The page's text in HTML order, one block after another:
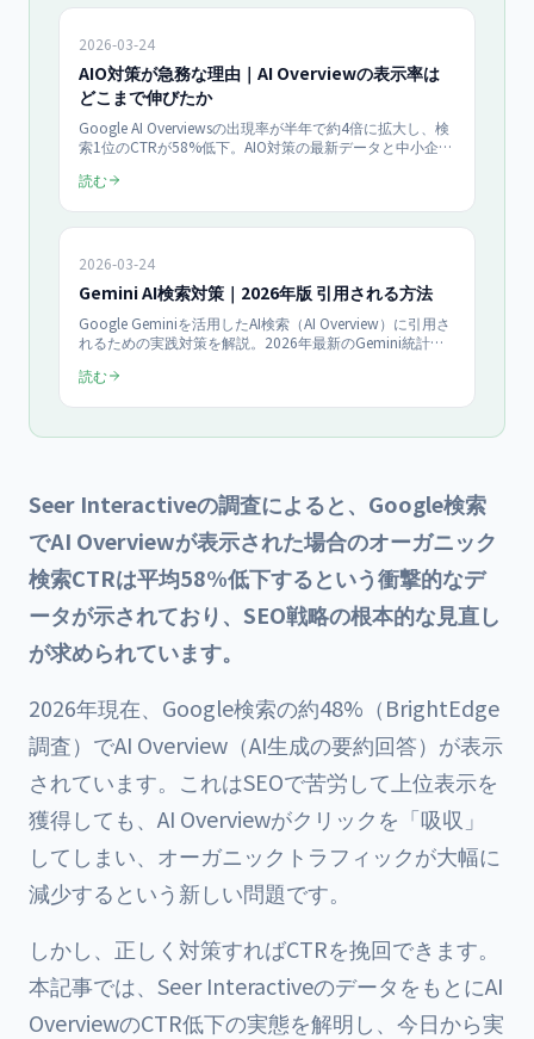
2026-03-24
AIO対策が急務な理由｜AI Overviewの表示率は
どこまで伸びたか
Google AI Overviewsの出現率が半年で約4倍に拡大し、検
索1位のCTRが58%低下。AIO対策の最新データと中小企業
読む
2026-03-24
Gemini AI検索対策｜2026年版 引用される方法
Google Geminiを活用したAI検索（AI Overview）に引用さ
れるための実践対策を解説。2026年最新のGemini統計・
完全ガイドです。
読む
Seer Interactiveの調査によると、Google検索
でAI Overviewが表示された場合のオーガニック
検索CTRは平均58%低下するという衝撃的なデ
ータが示されており、SEO戦略の根本的な見直し
が求められています。
2026年現在、Google検索の約48%（BrightEdge
調査）でAI Overview（AI生成の要約回答）が表示
されています。これはSEOで苦労して上位表示を
獲得しても、AI Overviewがクリックを「吸収」
してしまい、オーガニックトラフィックが大幅に
減少するという新しい問題です。
しかし、正しく対策すればCTRを挽回できます。
本記事では、Seer InteractiveのデータをもとにAI
OverviewのCTR低下の実態を解明し、今日から実